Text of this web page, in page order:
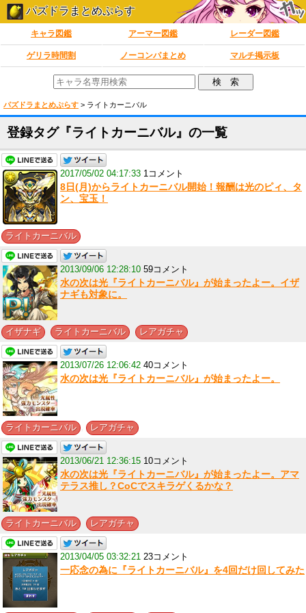
パズドラまとめぷらす
キャラ図鑑 アーマー図鑑 レーダー図鑑
ゲリラ時間割 ノーコンパまとめ マルチ掲示板
パズドラまとめぷらす > ライトカーニバル
登録タグ『ライトカーニバル』の一覧
2017/05/02 04:17:33 1コメント
8日(月)からライトカーニバル開始！報酬は光のピィ、タ
ン、宝玉！
ライトカーニバル
2013/09/06 12:28:10 59コメント
水の次は光『ライトカーニバル』が始まったよー。イザ
ナギも対象に。
イザナギ ライトカーニバル レアガチャ
2013/07/26 12:06:42 40コメント
水の次は光『ライトカーニバル』が始まったよー。
ライトカーニバル レアガチャ
2013/06/21 12:36:15 10コメント
水の次は光『ライトカーニバル』が始まったよー。アマ
テラス推し？CoCでスキラゲくるかな？
ライトカーニバル レアガチャ
2013/04/05 03:32:21 23コメント
一応念の為に『ライトカーニバル』を4回だけ回してみた